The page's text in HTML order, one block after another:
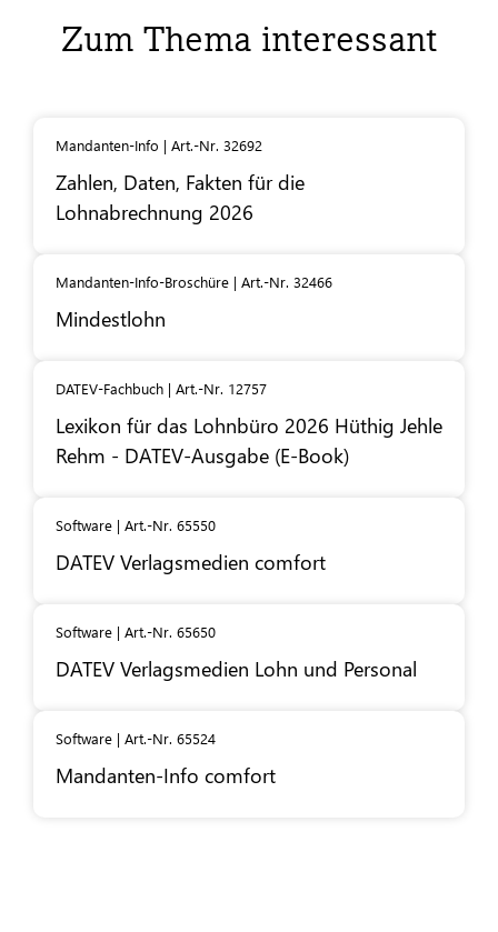
Zum Thema interessant
Mandanten-Info | Art.-Nr. 32692
Zahlen, Daten, Fakten für die
Lohnabrechnung 2026
Mandanten-Info-Broschüre | Art.-Nr. 32466
Mindestlohn
DATEV-Fachbuch | Art.-Nr. 12757
Lexikon für das Lohnbüro 2026 Hüthig Jehle
Rehm - DATEV-Ausgabe (E-Book)
Software | Art.-Nr. 65550
DATEV Verlagsmedien comfort
Software | Art.-Nr. 65650
DATEV Verlagsmedien Lohn und Personal
Software | Art.-Nr. 65524
Mandanten-Info comfort